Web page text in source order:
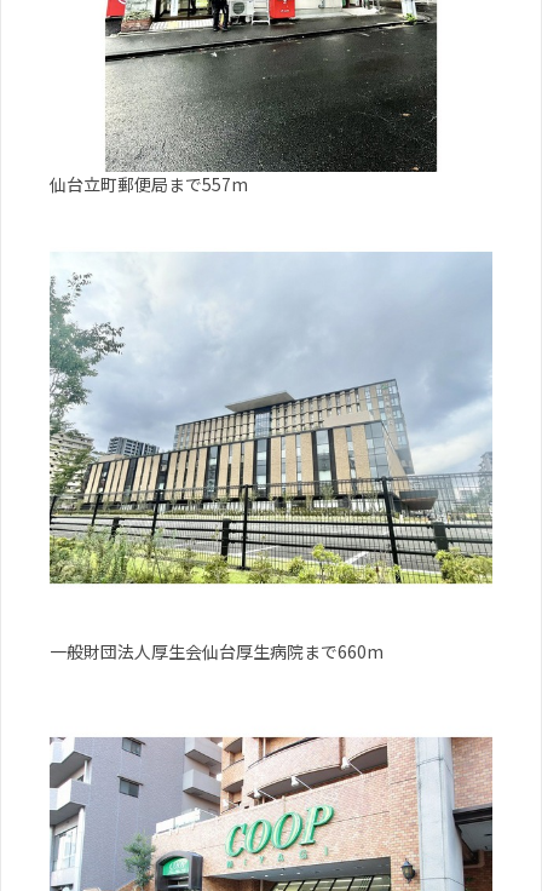
仙台立町郵便局まで557m
一般財団法人厚生会仙台厚生病院まで660m